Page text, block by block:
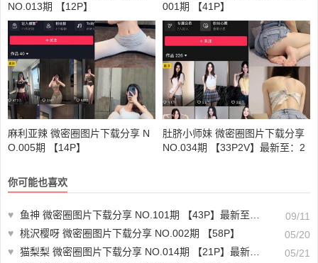
NO.013期 【12P】
001期 【41P】
麻利亚辣 微密圈图片下载分享 N
O.005期 【14P】
肚脐小师妹 微密圈图片下载分享
NO.034期 【33P2V】最新至：2
你可能也喜欢
♥ 鱼神 微密圈图片下载分享 NO.101期 【43P】最新至：2024.9.9
09/11
♥ 桃沢樱呀 微密圈图片下载分享 NO.002期 【58P】
05/20
♥ 猫梨梨 微密圈图片下载分享 NO.014期 【21P】最新至：2023.6.18
05/21